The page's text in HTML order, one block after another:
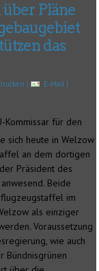
Pläne
das
| E-Mail |
Kommissar für den
sich heute in Welzow
an dem dortigen
Präsident des
Beide
im
als einziger
Voraussetzung
wie auch
Bündnisgrünen